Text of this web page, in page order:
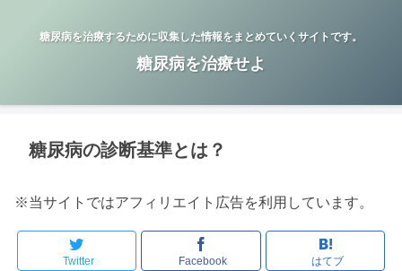
糖尿病を治療するために収集した情報をまとめていくサイトです。
糖尿病を治療せよ
糖尿病の診断基準とは？
※当サイトではアフィリエイト広告を利用しています。
Twitter Facebook はてブ